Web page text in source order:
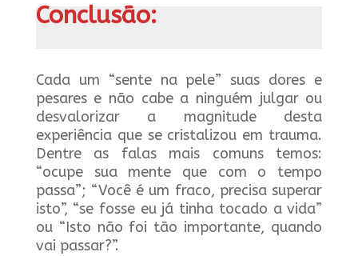
Conclusão:
Cada um “sente na pele” suas dores e
pesares e não cabe a ninguém julgar ou
desvalorizar a magnitude desta
experiência que se cristalizou em trauma.
Dentre as falas mais comuns temos:
“ocupe sua mente que com o tempo
passa”; “Você é um fraco, precisa superar
isto”, “se fosse eu já tinha tocado a vida”
ou “Isto não foi tão importante, quando
vai passar?”.